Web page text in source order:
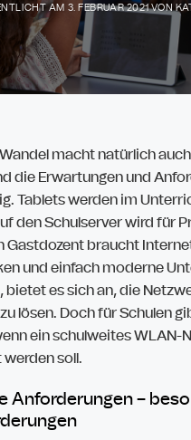
AM 3. FEBRUAR 2021VON
macht natürlich
die Erwartungen und
Tablets werden im
den Schulserver wird für
Gastdozent braucht
und einfach moderne
bietet es sich an, die
lösen. Doch für Schulen
ein schulweites WLAN-
soll.
Anforderungen –